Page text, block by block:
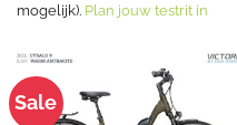
mogelijk). Plan jouw testrit in
Sale